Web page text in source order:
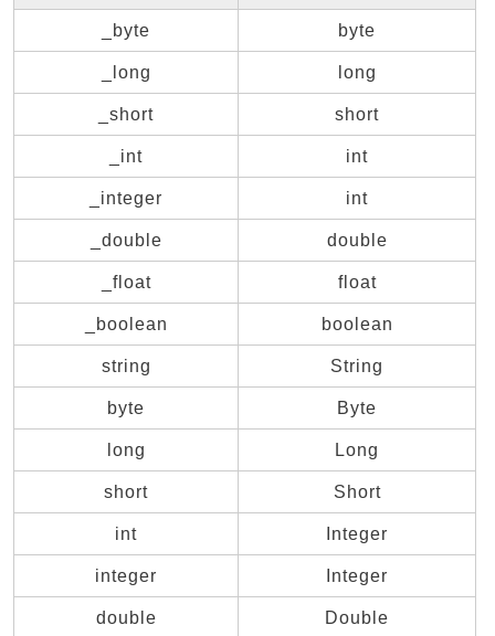
_byte byte
_long long
_short short
_int int
_integer int
_double double
_float float
_boolean boolean
string String
byte Byte
long Long
short Short
int Integer
integer Integer
double Double